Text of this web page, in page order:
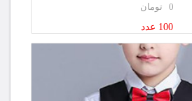
0 تومان
100 عدد